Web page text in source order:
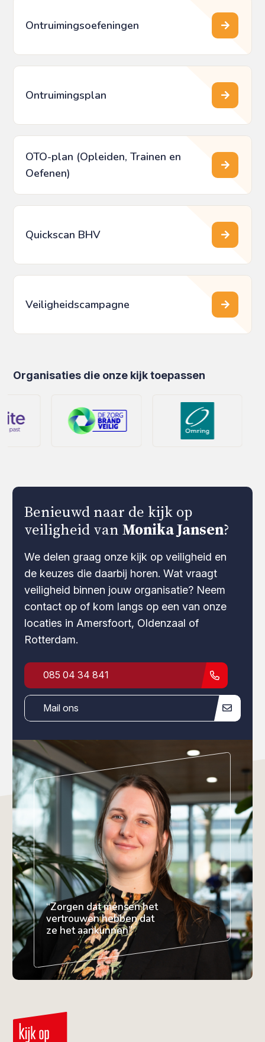
Ontruimingsoefeningen
Ontruimingsplan
OTO-plan (Opleiden, Trainen en
Oefenen)
Quickscan BHV
Veiligheidscampagne
Organisaties die onze kijk toepassen
Benieuwd naar de kijk op
veiligheid vanMonika Jansen?
We delen graag onze kijk op veiligheid en
de keuzes die daarbij horen. Wat vraagt
veiligheid binnen jouw organisatie? Neem
contact op of kom langs op een van onze
locaties in Amersfoort, Oldenzaal of
Rotterdam.
085 04 34 841
Mail ons
“Zorgen dat mensen het
vertrouwen hebben dat
ze het aankunnen”